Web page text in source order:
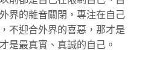
界的雜音關閉，專注在自己
不迎合外界的喜惡，那才是
是最真實、真誠的自己。